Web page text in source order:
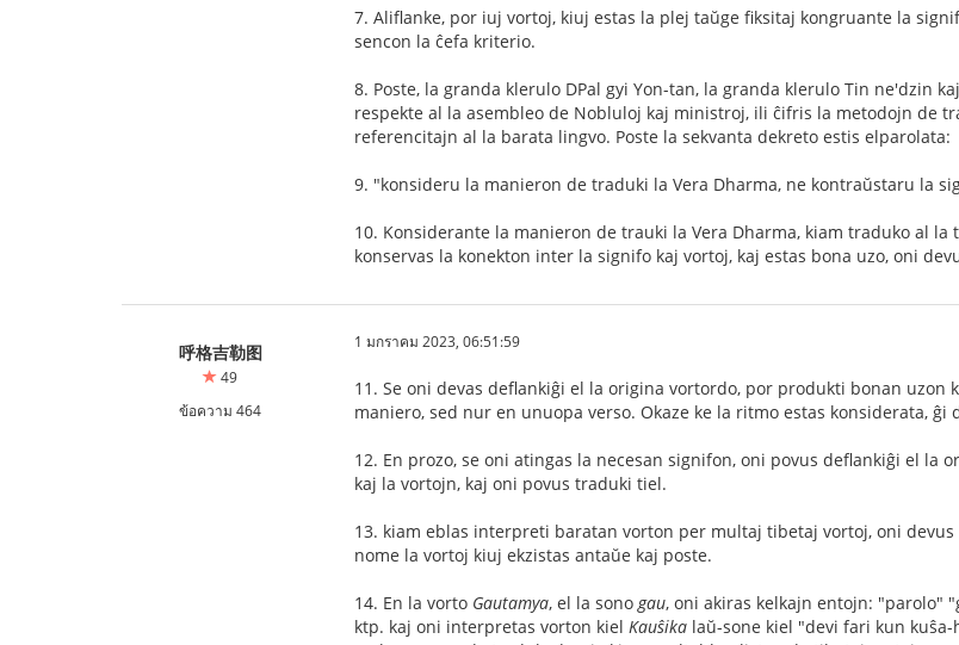
7. Aliflanke, por iuj vortoj, kiuj estas la plej taŭge fiksitaj kongruante la
sencon la ĉefa kriterio.
8. Poste, la granda klerulo DPal gyi Yon-tan, la granda klerulo Tin ne'dzin
respekte al la asembleo de Nobluloj kaj ministroj, ili ĉifris la metodojn de
referencitajn al la barata lingvo. Poste la sekvanta dekreto estis elparolata:
9. "konsideru la manieron de traduki la Vera Dharma, ne kontraŭstaru la
10. Konsiderante la manieron de trauki la Vera Dharma, kiam traduko al
konservas la konekton inter la signifo kaj vortoj, kaj estas bona uzo, oni
呼格吉勒图
49
ข้อความ 464
1 มกราคม 2023, 06:51:59
11. Se oni devas deflankiĝi el la origina vortordo, por produkti bonan
maniero, sed nur en unuopa verso. Okaze ke la ritmo estas konsiderata,
12. En prozo, se oni atingas la necesan signifon, oni povus deflankiĝi el
kaj la vortojn, kaj oni povus traduki tiel.
13. kiam eblas interpreti baratan vorton per multaj tibetaj vortoj, oni
nome la vortoj kiuj ekzistas antaŭe kaj poste.
14. En la vorto Gautamya, el la sonogau, oni akiras kelkajn entojn: "parolo"
ktp. kaj oni interpretas vorton kiel Kauŝika laŭ-sone kiel "devi fari kun